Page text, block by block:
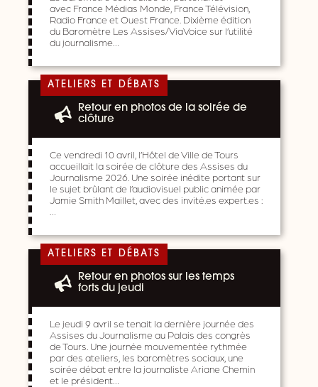
avec France Médias Monde, France Télévision,
Radio France et Ouest France. Dixième édition
du Baromètre Les Assises/ViaVoice sur l’utilité
du journalisme…
ATELIERS ET DÉBATS
Retour en photos de la soirée de
clôture
Ce vendredi 10 avril, l’Hôtel de Ville de Tours
accueillait la soirée de clôture des Assises du
Journalisme 2026. Une soirée inédite portant sur
le sujet brûlant de l’audiovisuel public animée par
Jamie Smith Maillet, avec des invité.es expert.es :
ATELIERS ET DÉBATS
Retour en photos sur les temps
forts du jeudi
Le jeudi 9 avril se tenait la dernière journée des
Assises du Journalisme au Palais des congrès
de Tours. Une journée mouvementée rythmée
par des ateliers, les baromètres sociaux, une
soirée débat entre la journaliste Ariane Chemin
et le président…